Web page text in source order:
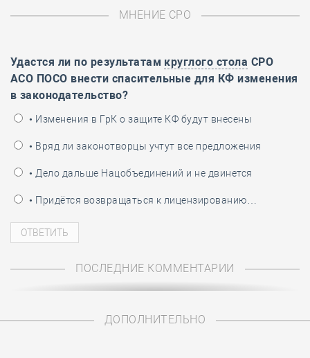
МНЕНИЕ СРО
Удастся ли по результатам круглого стола СРО
АСО ПОСО внести спасительные для КФ изменения
в законодательство?
• Изменения в ГрК о защите КФ будут внесены
• Вряд ли законотворцы учтут все предложения
• Дело дальше Нацобъединений и не двинется
• Придётся возвращаться к лицензированию…
ПОСЛЕДНИЕ КОММЕНТАРИИ
ДОПОЛНИТЕЛЬНО